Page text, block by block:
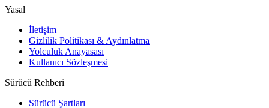
Yasal
İletişim
Gizlilik Politikası & Aydınlatma
Yolculuk Anayasası
Kullanıcı Sözleşmesi
Sürücü Rehberi
Sürücü Şartları